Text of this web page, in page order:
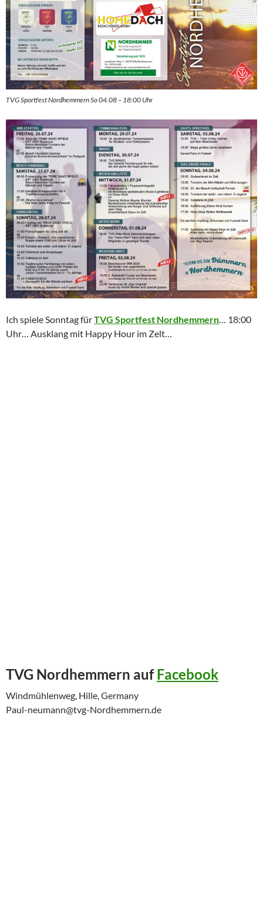
TVG Sportfest Nordhemmern So 04.08 – 18:00 Uhr
Ich spiele Sonntag fürTVG Sportfest Nordhemmern … 18:00
Uhr… Ausklang mit Happy Hour im Zelt…
TVG Nordhemmern aufFacebook
Windmühlenweg, Hille, Germany
Paul-neumann@tvg-Nordhemmern.de